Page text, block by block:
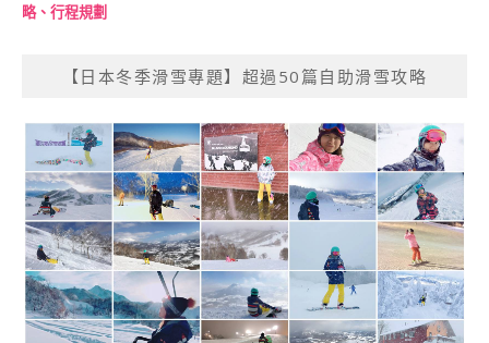
略、行程規劃
【日本冬季滑雪專題】超過50篇自助滑雪攻略